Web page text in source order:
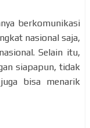
berkomunikasi
nasional saja,
Selain itu,
siapapun, tidak
bisa menarik